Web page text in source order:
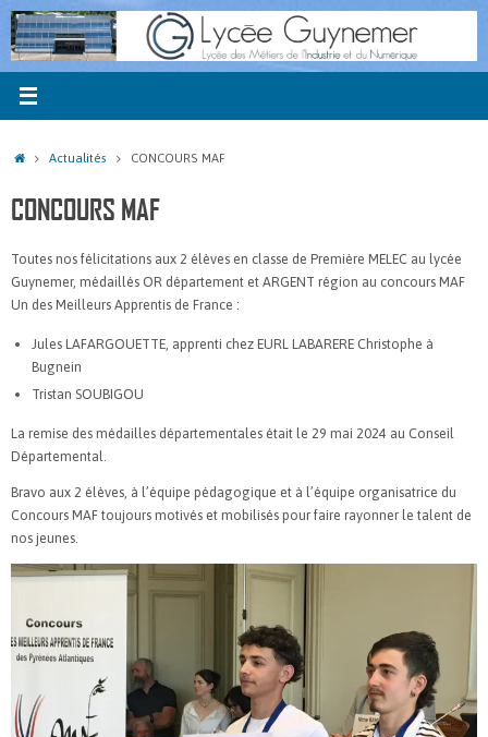
Passer
au
contenu
Accueil
Actualités CONCOURS MAF
CONCOURS MAF
Toutes nos félicitations aux 2 élèves en classe de Première MELEC au lycée
Guynemer, médaillés OR département et ARGENT région au concours MAF
Un des Meilleurs Apprentis de France :
Jules LAFARGOUETTE, apprenti chez EURL LABARERE Christophe à
Bugnein
Tristan SOUBIGOU
La remise des médailles départementales était le 29 mai 2024 au Conseil
Départemental.
Bravo aux 2 élèves, à l’équipe pédagogique et à l’équipe organisatrice du
Concours MAF toujours motivés et mobilisés pour faire rayonner le talent de
nos jeunes.